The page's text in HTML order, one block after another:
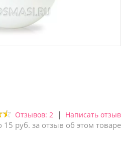
Отзывов: 2 | Написать отзыв
15 руб. за отзыв об этом товаре